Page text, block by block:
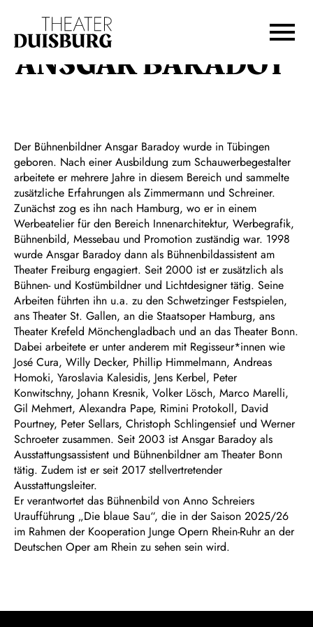
Zur Hauptnavigation springen
Zum Footer springen
ANSGAR BARADOY
Der Bühnenbildner Ansgar Baradoy wurde in Tübingen
geboren. Nach einer Ausbildung zum Schauwerbegestalter
arbeitete er mehrere Jahre in diesem Bereich und sammelte
zusätzliche Erfahrungen als Zimmermann und Schreiner.
Zunächst zog es ihn nach Hamburg, wo er in einem
Werbeatelier für den Bereich Innenarchitektur, Werbegrafik,
Bühnenbild, Messebau und Promotion zuständig war. 1998
wurde Ansgar Baradoy dann als Bühnenbildassistent am
Theater Freiburg engagiert. Seit 2000 ist er zusätzlich als
Bühnen- und Kostümbildner und Lichtdesigner tätig. Seine
Arbeiten führten ihn u.a. zu den Schwetzinger Festspielen,
ans Theater St. Gallen, an die Staatsoper Hamburg, ans
Theater Krefeld Mönchengladbach und an das Theater Bonn.
Dabei arbeitete er unter anderem mit Regisseur*innen wie
José Cura, Willy Decker, Phillip Himmelmann, Andreas
Homoki, Yaroslavia Kalesidis, Jens Kerbel, Peter
Konwitschny, Johann Kresnik, Volker Lösch, Marco Marelli,
Gil Mehmert, Alexandra Pape, Rimini Protokoll, David
Pourtney, Peter Sellars, Christoph Schlingensief und Werner
Schroeter zusammen. Seit 2003 ist Ansgar Baradoy als
Ausstattungsassistent und Bühnenbildner am Theater Bonn
tätig. Zudem ist er seit 2017 stellvertretender
Ausstattungsleiter.
Er verantwortet das Bühnenbild von Anno Schreiers
Uraufführung „Die blaue Sau“, die in der Saison 2025/26
im Rahmen der Kooperation Junge Opern Rhein-Ruhr an der
Deutschen Oper am Rhein zu sehen sein wird.